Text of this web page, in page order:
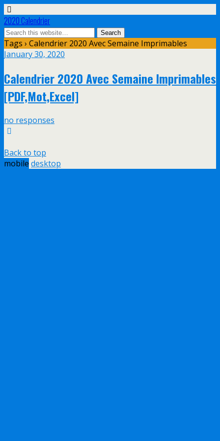
2020 Calendrier
Tags › Calendrier 2020 Avec Semaine Imprimables
January 30, 2020
Calendrier 2020 Avec Semaine Imprimables
[PDF,Mot,Excel]
no responses
Back to top
mobile desktop